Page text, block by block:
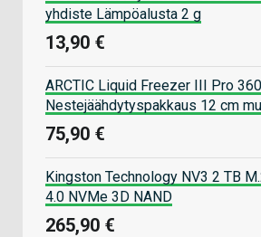
yhdiste Lämpöalusta 2 g
13,90 €
ARCTIC Liquid Freezer III Pro
Nestejäähdytyspakkaus 12 cm
75,90 €
Kingston Technology NV3 2 TB
4.0 NVMe 3D NAND
265,90 €